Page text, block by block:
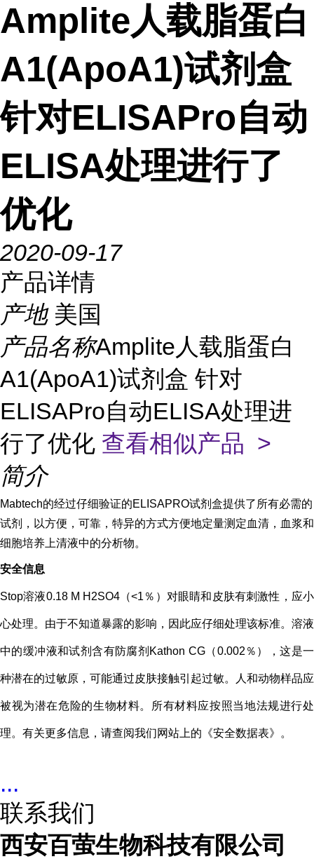
Amplite人载脂蛋白
A1(ApoA1)试剂盒
针对ELISAPro自动
ELISA处理进行了
优化
2020-09-17
产品详情
产地 美国
产品名称Amplite人载脂蛋白
A1(ApoA1)试剂盒 针对
ELISAPro自动ELISA处理进
行了优化 查看相似产品 >
简介
Mabtech的经过仔细验证的ELISAPRO试剂盒提供了所有必需的
试剂，以方便，可靠，特异的方式方便地定量测定血清，血浆和
细胞培养上清液中的分析物。
安全信息
Stop溶液0.18 M H2SO4（<1％）对眼睛和皮肤有刺激性，应小
心处理。由于不知道暴露的影响，因此应仔细处理该标准。溶液
中的缓冲液和试剂含有防腐剂Kathon CG（0.002％），这是一
种潜在的过敏原，可能通过皮肤接触引起过敏。人和动物样品应
被视为潜在危险的生物材料。所有材料应按照当地法规进行处
理。有关更多信息，请查阅我们网站上的《安全数据表》。
...
联系我们
西安百萤生物科技有限公司